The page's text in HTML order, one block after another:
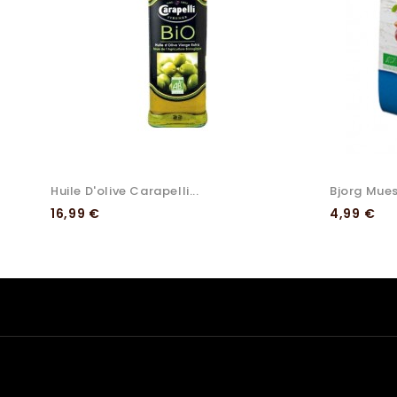
Huile D'olive Carapelli...
Preço
16,99 €
Bjorg
Preço
4,99 €